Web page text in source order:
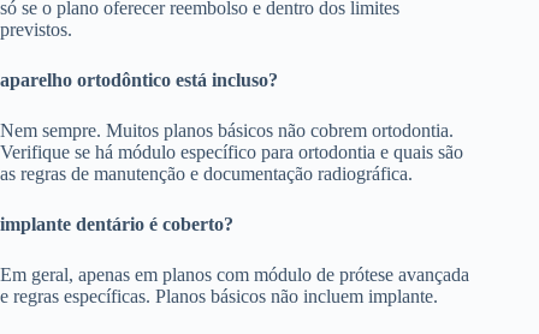
só se o plano oferecer reembolso e dentro dos limites
previstos.
aparelho ortodôntico está incluso?
Nem sempre. Muitos planos básicos não cobrem ortodontia.
Verifique se há módulo específico para ortodontia e quais são
as regras de manutenção e documentação radiográfica.
implante dentário é coberto?
Em geral, apenas em planos com módulo de prótese avançada
e regras específicas. Planos básicos não incluem implante.